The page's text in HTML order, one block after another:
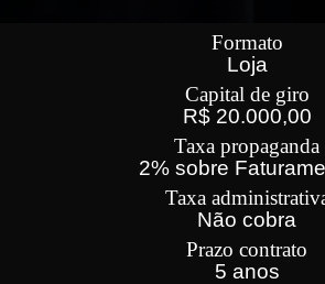
Formato
Loja
Capital de giro
R$ 20.000,00
Taxa propaganda
2% sobre
Taxa
Não cobra
Prazo contrato
5 anos